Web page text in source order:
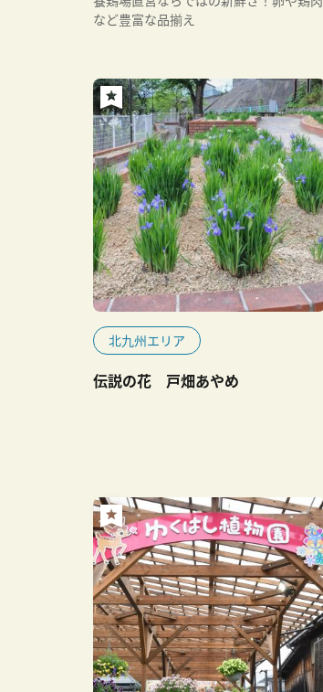
など豊富な品揃え
北九州エリア
伝説の花 戸畑あやめ